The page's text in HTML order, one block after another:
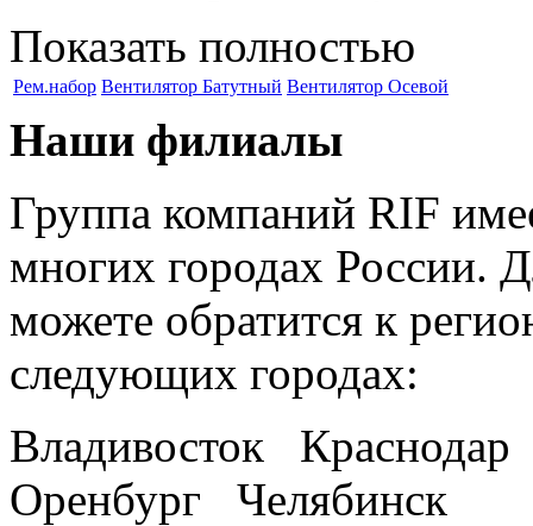
Показать полностью
Рем.набор Вентилятор Батутный Вентилятор Осевой
Наши филиалы
Группа компаний RIF
многих городах России.
можете обратится к
следующих городах:
Владивосток
Оренбург Челябинск